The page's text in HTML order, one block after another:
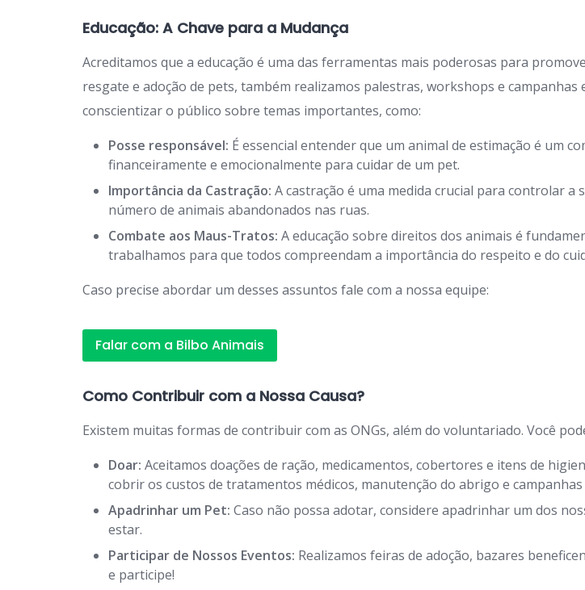
Educação: A Chave para a Mudança
Acreditamos que a educação é uma das ferramentas mais poderosas para
resgate e adoção de pets, também realizamos palestras, workshops e
conscientizar o público sobre temas importantes, como:
Posse responsável: É essencial entender que um animal de estimação é um
financeiramente e emocionalmente para cuidar de um pet.
Importância da Castração: A castração é uma medida crucial para controlar
número de animais abandonados nas ruas.
Combate aos Maus-Tratos: A educação sobre direitos dos animais é
trabalhamos para que todos compreendam a importância do respeito e do
Caso precise abordar um desses assuntos fale com a nossa equipe:
Falar com a Bilbo Animais
Como Contribuir com a Nossa Causa?
Existem muitas formas de contribuir com as ONGs, além do voluntariado. Você
Doar: Aceitamos doações de ração, medicamentos, cobertores e itens de
cobrir os custos de tratamentos médicos, manutenção do abrigo e campanhas
Apadrinhar um Pet: Caso não possa adotar, considere apadrinhar um dos
estar.
Participar de Nossos Eventos: Realizamos feiras de adoção, bazares
e participe!